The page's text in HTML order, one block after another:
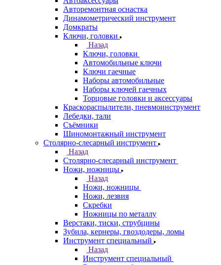
Авторемонтная оснастка
Динамометрический инструмент
Домкраты
Ключи, головки
Назад
Ключи, головки
Автомобильные ключи
Ключи гаечные
Наборы автомобильные
Наборы ключей гаечных
Торцовые головки и аксессуары
Краскораспылители, пневмоинструмент
Лебедки, тали
Съёмники
Шиномонтажный инструмент
Столярно-слесарный инструмент
Назад
Столярно-слесарный инструмент
Ножи, ножницы
Назад
Ножи, ножницы
Ножи, лезвия
Скребки
Ножницы по металлу
Верстаки, тиски, струбцины
Зубила, кернеры, гвоздодеры, ломы
Инструмент специальный
Назад
Инструмент специальный